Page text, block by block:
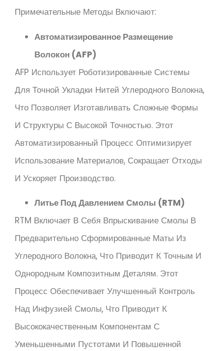
Примечательные Методы Включают:
Автоматизированное Размещение
Волокон (AFP)
AFP Использует Роботизированные Системы
Для Точной Укладки Нитей Углеродного Волокна,
Что Позволяет Изготавливать Сложные Формы
И Структуры С Высокой Точностью. Этот
Автоматизированный Процесс Оптимизирует
Использование Материалов, Сокращает Отходы
И Ускоряет Производство.
Литье Под Давлением Смолы (RTM)
RTM Включает В Себя Впрыскивание Смолы В
Предварительно Сформированные Маты Из
Углеродного Волокна, Что Приводит К Точным И
Однородным Композитным Деталям. Этот
Процесс Обеспечивает Улучшенный Контроль
Над Инфузией Смолы, Что Приводит К
Высококачественным Компонентам С
Уменьшенными Пустотами И Повышенной